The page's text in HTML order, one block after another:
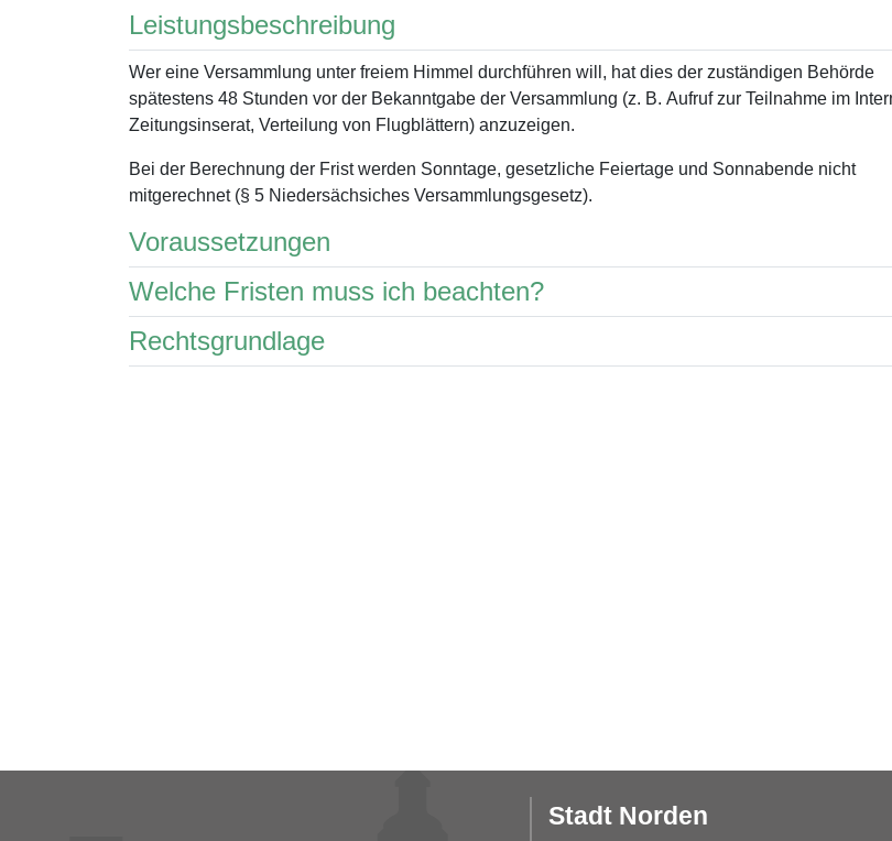
Leistungsbeschreibung
Wer eine Versammlung unter freiem Himmel durchführen will, hat dies der zuständigen Behörde
spätestens 48 Stunden vor der Bekanntgabe der Versammlung (z. B. Aufruf zur Teilnahme im
Zeitungsinserat, Verteilung von Flugblättern) anzuzeigen.
Bei der Berechnung der Frist werden Sonntage, gesetzliche Feiertage und Sonnabende nicht
mitgerechnet (§ 5 Niedersächsiches Versammlungsgesetz).
Voraussetzungen
Welche Fristen muss ich beachten?
Rechtsgrundlage
Stadt Norden